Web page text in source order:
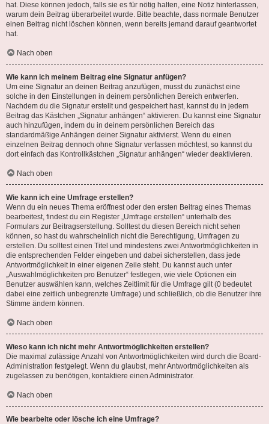
hat. Diese können jedoch, falls sie es für nötig halten, eine Notiz hinterlassen,
warum dein Beitrag überarbeitet wurde. Bitte beachte, dass normale Benutzer
einen Beitrag nicht löschen können, wenn bereits jemand darauf geantwortet
hat.
Nach oben
Wie kann ich meinem Beitrag eine Signatur anfügen?
Um eine Signatur an deinen Beitrag anzufügen, musst du zunächst eine
solche in den Einstellungen in deinem persönlichen Bereich entwerfen.
Nachdem du die Signatur erstellt und gespeichert hast, kannst du in jedem
Beitrag das Kästchen „Signatur anhängen“ aktivieren. Du kannst eine Signatur
auch hinzufügen, indem du in deinem persönlichen Bereich das
standardmäßige Anhängen deiner Signatur aktivierst. Wenn du einen
einzelnen Beitrag dennoch ohne Signatur verfassen möchtest, so kannst du
dort einfach das Kontrollkästchen „Signatur anhängen“ wieder deaktivieren.
Nach oben
Wie kann ich eine Umfrage erstellen?
Wenn du ein neues Thema eröffnest oder den ersten Beitrag eines Themas
bearbeitest, findest du ein Register „Umfrage erstellen“ unterhalb des
Formulars zur Beitragserstellung. Solltest du diesen Bereich nicht sehen
können, so hast du wahrscheinlich nicht die Berechtigung, Umfragen zu
erstellen. Du solltest einen Titel und mindestens zwei Antwortmöglichkeiten in
die entsprechenden Felder eingeben und dabei sicherstellen, dass jede
Antwortmöglichkeit in einer eigenen Zeile steht. Du kannst auch unter
„Auswahlmöglichkeiten pro Benutzer“ festlegen, wie viele Optionen ein
Benutzer auswählen kann, welches Zeitlimit für die Umfrage gilt (0 bedeutet
dabei eine zeitlich unbegrenzte Umfrage) und schließlich, ob die Benutzer ihre
Stimme ändern können.
Nach oben
Wieso kann ich nicht mehr Antwortmöglichkeiten erstellen?
Die maximal zulässige Anzahl von Antwortmöglichkeiten wird durch die Board-
Administration festgelegt. Wenn du glaubst, mehr Antwortmöglichkeiten als
zugelassen zu benötigen, kontaktiere einen Administrator.
Nach oben
Wie bearbeite oder lösche ich eine Umfrage?